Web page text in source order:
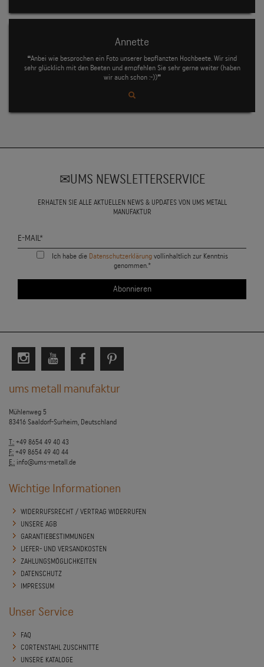
Annette
❝Anbei wie besprochen ein Foto unserer bepflanzten Hochbeete. Wir sind
sehr glücklich mit den Beeten und empfehlen Sie sehr gerne weiter (haben
wir auch schon :-))❞
UMS NEWSLETTERSERVICE
ERHALTEN SIE ALLE AKTUELLEN NEWS & UPDATES VON UMS METALL
MANUFAKTUR
Ich habe die Datenschutzerklärungvollinhaltlich zur Kenntnis
genommen.*
ums metall manufaktur
Mühlenweg 5
83416 Saaldorf-Surheim, Deutschland
T.: +49 8654 49 40 43
F.: +49 8654 49 40 44
E.: info@ums-metall.de
Wichtige Informationen
WIDERRUFSRECHT / VERTRAG WIDERRUFEN
UNSERE AGB
GARANTIEBESTIMMUNGEN
LIEFER- UND VERSANDKOSTEN
ZAHLUNGSMÖGLICHKEITEN
DATENSCHUTZ
IMPRESSUM
Unser Service
FAQ
CORTENSTAHL ZUSCHNITTE
UNSERE KATALOGE